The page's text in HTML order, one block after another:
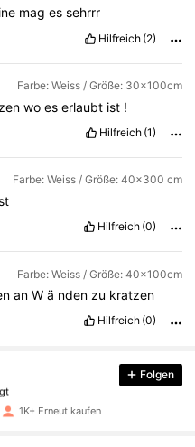
magessehrrr
Hilfreich (2)
Farbe: Weiss / Größe: 30x100cm
woeserlaubt ist !
Hilfreich (1)
Farbe: Weiss / Größe: 40x300 cm
Hilfreich (0)
Farbe: Weiss / Größe: 40x100cm
an W ä nden zu kratzen
Hilfreich (0)
Folgen
1K+ Erneut kaufen